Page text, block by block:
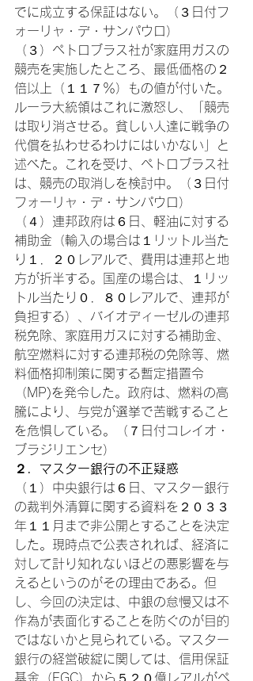
でに成立する保証はない。（３日付フ
ォーリャ・デ・サンパウロ）
（３）ペトロブラス社が家庭用ガスの
競売を実施したところ、最低価格の２
倍以上（１１７％）もの値が付いた。
ルーラ大統領はこれに激怒し、「競売
は取り消させる。貧しい人達に戦争の
代償を払わせるわけにはいかない」と
述べた。これを受け、ペトロブラス社
は、競売の取消しを検討中。（３日付
フォーリャ・デ・サンパウロ）
（４）連邦政府は６日、軽油に対する
補助金（輸入の場合は１リットル当た
り１．２０レアルで、費用は連邦と地
方が折半する。国産の場合は、１リッ
トル当たり０．８０レアルで、連邦が
負担する）、バイオディーゼルの連邦
税免除、家庭用ガスに対する補助金、
航空燃料に対する連邦税の免除等、燃
料価格抑制策に関する暫定措置令
（MP)を発令した。政府は、燃料の高
騰により、与党が選挙で苦戦すること
を危惧している。（７日付コレイオ・
ブラジリエンセ）
２．マスター銀行の不正疑惑
（１）中央銀行は６日、マスター銀行
の裁判外清算に関する資料を２０３３
年１１月まで非公開とすることを決定
した。現時点で公表されれば、経済に
対して計り知れないほどの悪影響を与
えるというのがその理由である。但
し、今回の決定は、中銀の怠慢又は不
作為が表面化することを防ぐのが目的
ではないかと見られている。マスター
銀行の経営破綻に関しては、信用保証
基金（FGC）から５２０億レアルがペ